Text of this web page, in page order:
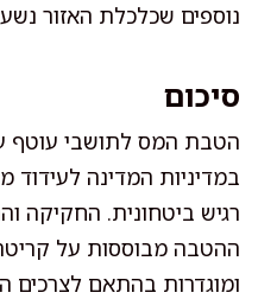
נוספים שכלכלת האזור
סיכום
הטבת המס לתושבי עוטף
במדיניות המדינה לעידוד
רגיש ביטחונית. החקיקה
ההטבה מבוססות על
ומוגדרות בהתאם